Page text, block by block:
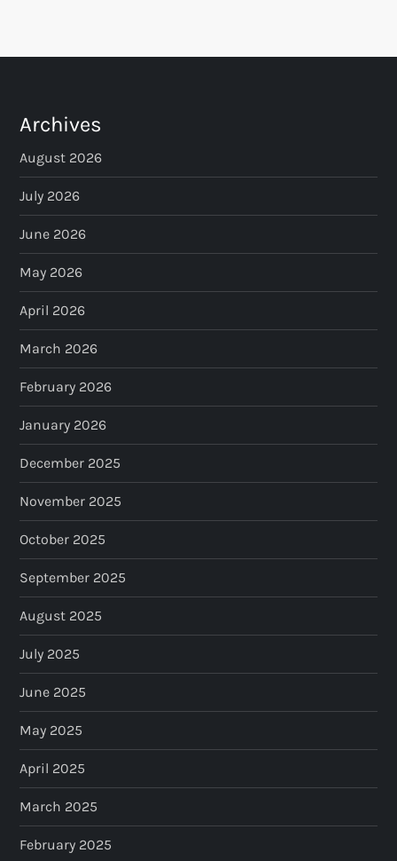
s
p
a
g
i
n
a
t
i
o
n
Archives
August 2026
July 2026
June 2026
May 2026
April 2026
March 2026
February 2026
January 2026
December 2025
November 2025
October 2025
September 2025
August 2025
July 2025
June 2025
May 2025
April 2025
March 2025
February 2025